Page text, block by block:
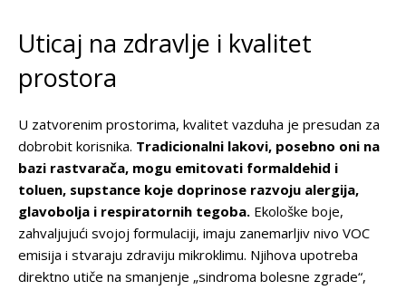
Uticaj na zdravlje i kvalitet
prostora
U zatvorenim prostorima, kvalitet vazduha je presudan za
dobrobit korisnika. Tradicionalni lakovi, posebno oni na
bazi rastvarača, mogu emitovati formaldehid i
toluen, supstance koje doprinose razvoju alergija,
glavobolja i respiratornih tegoba. Ekološke boje,
zahvaljujući svojoj formulaciji, imaju zanemarljiv nivo VOC
emisija i stvaraju zdraviju mikroklimu. Njihova upotreba
direktno utiče na smanjenje „sindroma bolesne zgrade“,